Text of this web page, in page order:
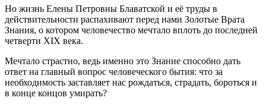
Но жизнь Елены Петровны Блаватской и её труды в
действительности распахивают перед нами Золотые Врата
Знания, о котором человечество мечтало вплоть до последней
четверти XIX века.
Мечтало страстно, ведь именно это Знание способно дать
ответ на главный вопрос человеческого бытия: что за
необходимость заставляет нас рождаться, страдать, бороться и
в конце концов умирать?